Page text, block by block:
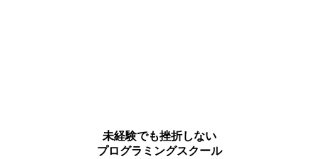
未経験でも挫折しない
プログラミングスクール